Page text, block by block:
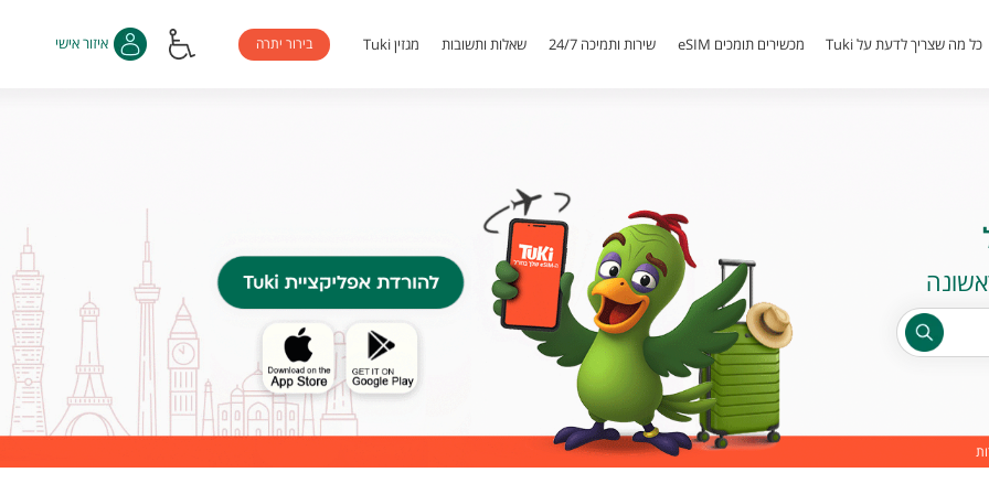
כל מה שצריך לדעת על Tuki מכשירים תומכים eSIM שירות ותמיכה 24/7 שאלות ותשובות מגזין Tuki בירור יתרה איזור אישי